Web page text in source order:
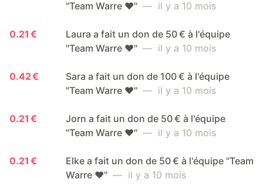
"Team Warre ❤️" — il y a 10 mois
0.21 €
Laura a fait un don de 50 € à l'équipe
"Team Warre ❤️" — il y a 10 mois
0.42 €
Sara a fait un don de 100 € à l'équipe
"Team Warre ❤️" — il y a 10 mois
0.21 €
Jorn a fait un don de 50 € à l'équipe
"Team Warre ❤️" — il y a 10 mois
0.21 €
Elke a fait un don de 50 € à l'équipe "Team
Warre ❤️" — il y a 10 mois